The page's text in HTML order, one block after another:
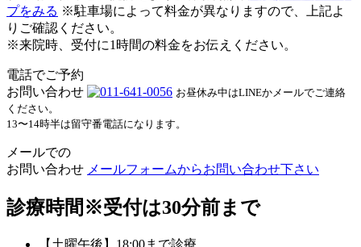
プをみる ※駐車場によって料金が異なりますので、上記よ
りご確認ください。
※来院時、受付に1時間の料金をお伝えください。
電話でご予約
お問い合わせ
お昼休み中はLINEかメールでご連絡
ください。
13〜14時半は留守番電話になります。
メールでの
お問い合わせ メールフォームからお問い合わせ下さい
診療時間 ※受付は30分前まで
【土曜午後】18:00まで診療